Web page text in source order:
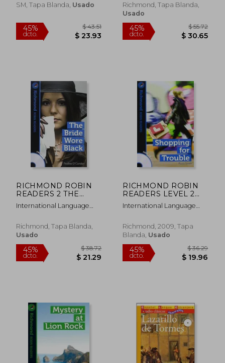
dcto. $ 39.02 dcto.
SM, Tapa Blanda, Usado
Richmond, Tapa Blanda,
Usado
RICHMOND ROBIN
READERS 2 THE
BRIDE WORE
BLACK+CD
International Language
Richmond, Tapa Blanda,
Usado
RICHMOND ROBIN
READERS LEVEL 2
SHOPPING FOR
TROUBLE + CD (en
International Language
Richmond, 2009, Tapa
Blanda, Usado